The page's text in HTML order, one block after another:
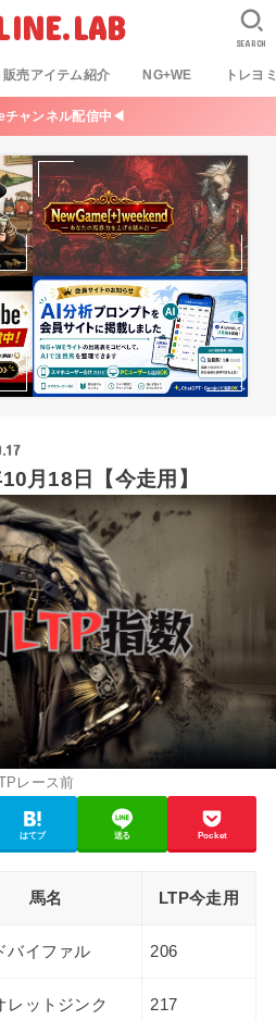
売アイテム紹介 NG+WE トレヨ
SEARCH
ャンネル配信中◀
月18日【今走用】
レース前
はてブ 送る Pocket
馬名 LTP今走用
バイファル 206
レットジンク 217